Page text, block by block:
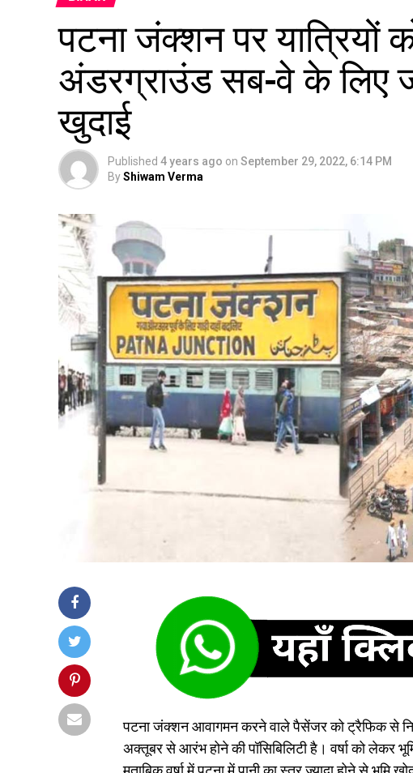
पटना जंक्शन पर यात्रियों
अंडरग्राउंड सब-वे के लिए
खुदाई
Published 4 years ago on September 29, 2022, 6:14 PM
ByShiwam Verma
पटना जंक्शन आवागमन करने वाले पैसेंजर को ट्रैफिक से
अक्तूबर से आरंभ होने की पॉसिबिलिटी है। वर्षा को लेकर